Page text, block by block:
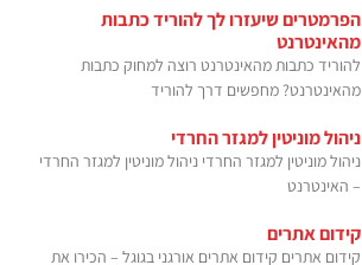
הפרמטרים שיעזרו לך להוריד כתבות
מהאינטרנט
להוריד כתבות מהאינטרנט רוצה למחוק כתבות
מהאינטרנט? מחפשים דרך להוריד
ניהול מוניטין למגזר החרדי
ניהול מוניטין למגזר החרדי ניהול מוניטין למגזר החרדי
– האינטרנט
קידום אתרים
קידום אתרים קידום אתרים אורגני בגוגל – הכירו את